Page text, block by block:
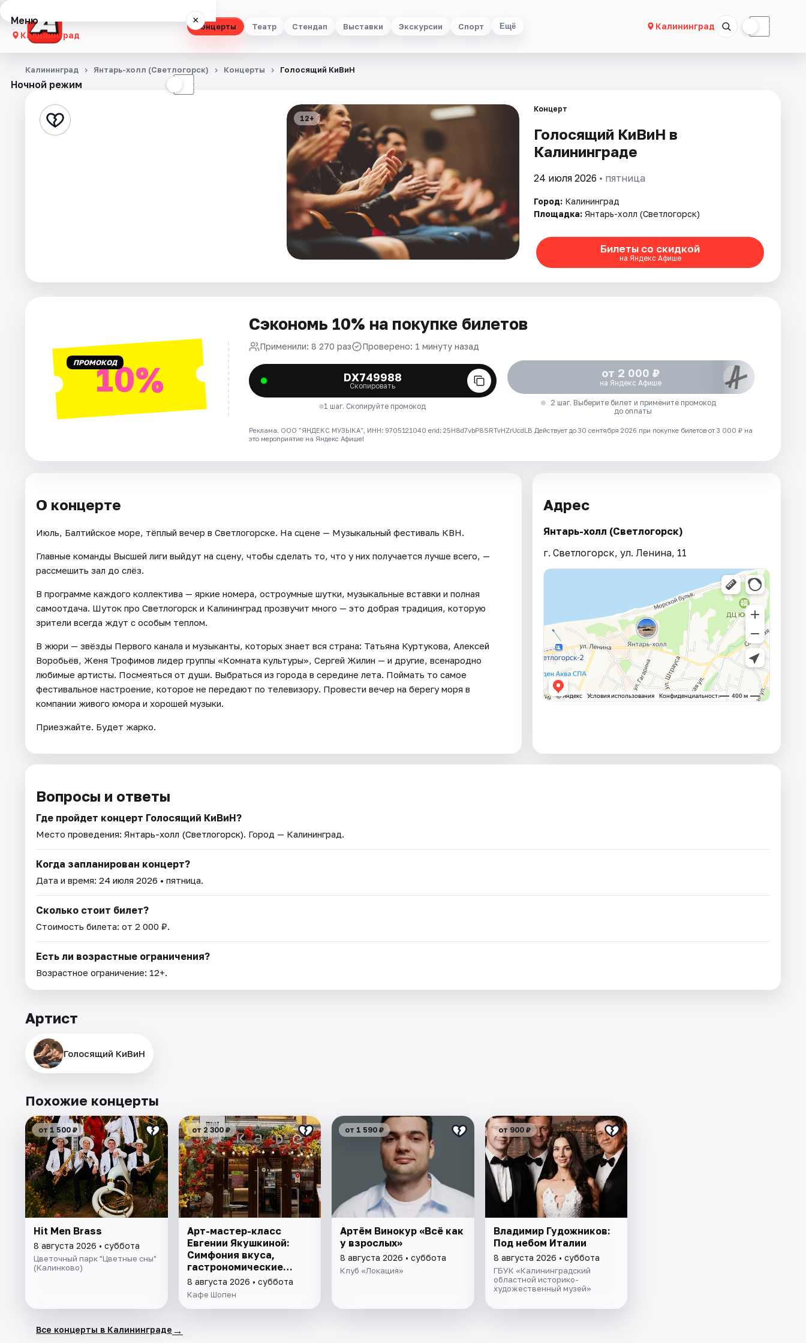
Концерты Театр Стендап Выставки Экскурсии Спорт Ещё Калининград ☾
Меню ×
Калининград
Концерты
Стендап
Рейтинги
Ночной режим ☾
Калининград Янтарь-холл (Светлогорск) Концерты Голосящий КиВиН
12+
Концерт
Голосящий КиВиН в
Калининграде
24 июля 2026 • пятница
Город: Калининград
Площадка: Янтарь-холл (Светлогорск)
Билеты со скидкой
на Яндекс Афише
ПРОМОКОД10%
Сэкономь 10% на покупке билетов
Применили: 8 270 раз Проверено: 1 минуту назад
DX749988
Скопировать
1 шаг. Скопируйте промокод
от 2 000 ₽
на Яндекс Афише
2 шаг. Выберите билет и примените промокод
до оплаты
Реклама. ООО "ЯНДЕКС МУЗЫКА", ИНН: 9705121040 erid: 25H8d7vbP8SRTvHZrUcdLB Действует до 30 сентября 2026 при покупке билетов от 3 000 ₽ на
это мероприятие на Яндекс Афише!
О концерте
Июль, Балтийское море, тёплый вечер в Светлогорске. На сцене — Музыкальный фестиваль КВН.
Главные команды Высшей лиги выйдут на сцену, чтобы сделать то, что у них получается лучше всего, —
рассмешить зал до слёз.
В программе каждого коллектива — яркие номера, остроумные шутки, музыкальные вставки и полная
самоотдача. Шуток про Светлогорск и Калининград прозвучит много — это добрая традиция, которую
зрители всегда ждут с особым теплом.
В жюри — звёзды Первого канала и музыканты, которых знает вся страна: Татьяна Куртукова, Алексей
Воробьёв, Женя Трофимов лидер группы «Комната культуры», Сергей Жилин — и другие, всенародно
любимые артисты. Посмеяться от души. Выбраться из города в середине лета. Поймать то самое
фестивальное настроение, которое не передают по телевизору. Провести вечер на берегу моря в
компании живого юмора и хорошей музыки.
Приезжайте. Будет жарко.
Адрес
Янтарь-холл (Светлогорск)
г. Светлогорск, ул. Ленина, 11
Вопросы и ответы
Где пройдет концерт Голосящий КиВиН?
Место проведения: Янтарь-холл (Светлогорск). Город — Калининград.
Когда запланирован концерт?
Дата и время: 24 июля 2026 • пятница.
Сколько стоит билет?
Стоимость билета: от 2 000 ₽.
Есть ли возрастные ограничения?
Возрастное ограничение: 12+.
Артист
Голосящий КиВиН
Похожие концерты
от 1 500 ₽
Hit Men Brass
8 августа 2026 • суббота
Цветочный парк "Цветные сны"
(Калинково)
от 2 300 ₽
Арт-мастер-класс
Евгении Якушкиной:
Симфония вкуса,
гастрономические
рисунки
8 августа 2026 • суббота
Кафе Шопен
от 1 590 ₽
Артём Винокур «Всё как
у взрослых»
8 августа 2026 • суббота
Клуб «Локация»
от 900 ₽
Владимир Гудожников:
Под небом Италии
8 августа 2026 • суббота
ГБУК «Калининградский
областной историко-
художественный музей»
Все концерты в Калининграде →